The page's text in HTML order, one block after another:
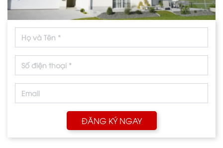
ĐĂNG KÝ NGAY